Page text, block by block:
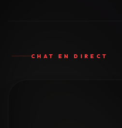
CHAT EN DIRECT